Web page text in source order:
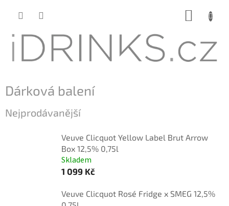
Dárková balení
Nejprodávanější
Veuve Clicquot Yellow Label Brut Arrow
Box 12,5% 0,75l
Skladem
1 099 Kč
Veuve Clicquot Rosé Fridge x SMEG 12,5%